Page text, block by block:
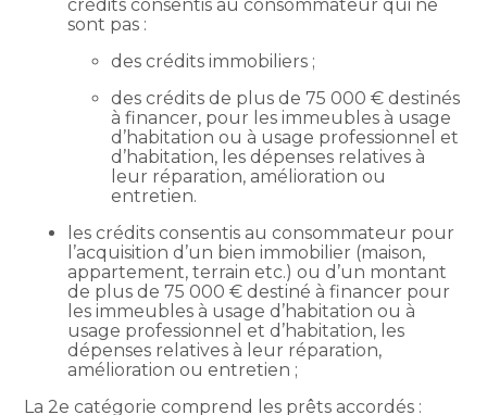
crédits consentis au consommateur qui ne
sont pas :
des crédits immobiliers ;
des crédits de plus de 75 000 € destinés
à financer, pour les immeubles à usage
d’habitation ou à usage professionnel et
d’habitation, les dépenses relatives à
leur réparation, amélioration ou
entretien.
les crédits consentis au consommateur pour
l’acquisition d’un bien immobilier (maison,
appartement, terrain etc.) ou d’un montant
de plus de 75 000 € destiné à financer pour
les immeubles à usage d’habitation ou à
usage professionnel et d’habitation, les
dépenses relatives à leur réparation,
amélioration ou entretien ;
La 2e catégorie comprend les prêts accordés :